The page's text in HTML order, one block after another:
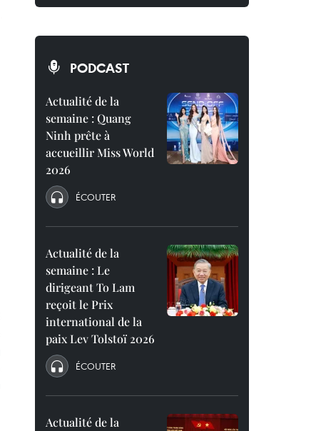
PODCAST
Actualité de la
semaine : Quang
Ninh prête à
accueillir Miss World
2026
ÉCOUTER
Actualité de la
semaine : Le
dirigeant To Lam
reçoit le Prix
international de la
paix Lev Tolstoï 2026
ÉCOUTER
Actualité de la